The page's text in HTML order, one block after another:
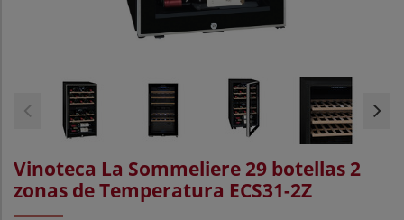
Vinoteca La Sommeliere 29 botellas 2
zonas de Temperatura ECS31-2Z